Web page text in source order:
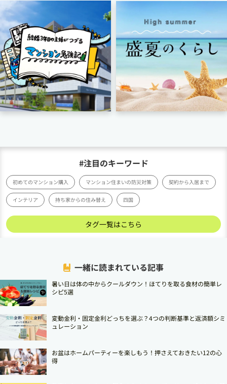
#注目のキーワード
初めてのマンション購入 マンション住まいの防災対策 契約から入居まで
インテリア 持ち家からの住み替え 四国
タグ一覧はこちら
一緒に読まれている記事
暑い日は体の中からクールダウン！ほてりを取る食材の簡単レ
シピ5選
変動金利・固定金利どっちを選ぶ？4つの判断基準と返済額シミ
ュレーション
お盆はホームパーティーを楽しもう！押さえておきたい12の心
得